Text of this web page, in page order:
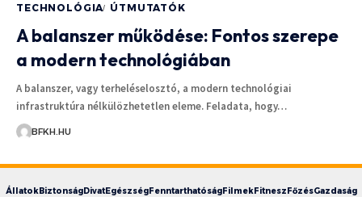
TECHNOLÓGIA ÚTMUTATÓK
A balanszer működése: Fontos szerepe
a modern technológiában
A balanszer, vagy terheléselosztó, a modern technológiai
infrastruktúra nélkülözhetetlen eleme. Feladata, hogy…
BFKH.HU
ÁllatokBiztonságDivatEgészségFenntarthatóságFilmekFitneszFőzésGazdaság